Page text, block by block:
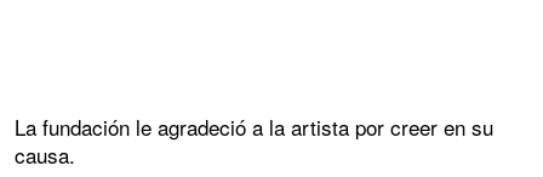
La fundación le agradeció a la artista por creer en su
causa.